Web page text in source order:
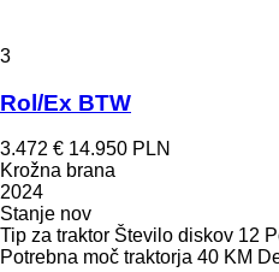
3
Rol/Ex BTW
3.472 € 14.950 PLN
Krožna brana
2024
Stanje nov
Tip za traktor Število diskov 12
Potrebna moč traktorja 40 KM